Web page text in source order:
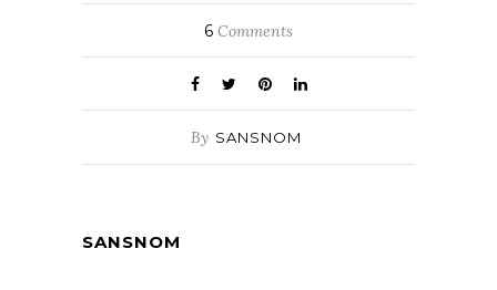
6 Comments
By SANSNOM
SANSNOM